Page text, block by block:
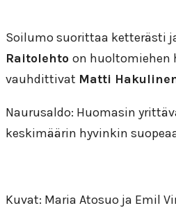
Soilumo suorittaa ketterästi
Raitolehto on huoltomiehen
vauhdittivat Matti
Naurusaldo: Huomasin
keskimäärin hyvinkin
Kuvat: Maria Atosuo ja Emil